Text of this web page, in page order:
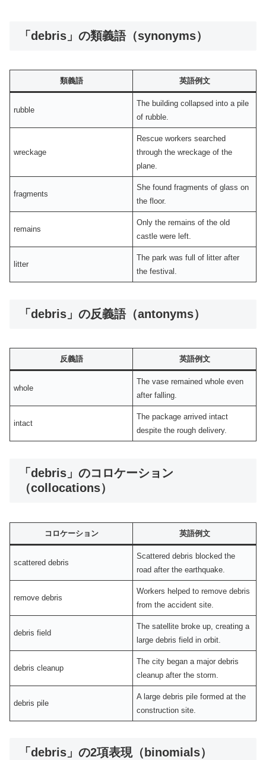
「debris」の類義語（synonyms）
類義語 英語例文
rubble
The building collapsed into a pile
of rubble.
wreckage
Rescue workers searched
through the wreckage of the
plane.
fragments
She found fragments of glass on
the floor.
remains
Only the remains of the old
castle were left.
litter
The park was full of litter after
the festival.
「debris」の反義語（antonyms）
反義語 英語例文
whole
The vase remained whole even
after falling.
intact
The package arrived intact
despite the rough delivery.
「debris」のコロケーション
（collocations）
コロケーション 英語例文
scattered debris
Scattered debris blocked the
road after the earthquake.
remove debris
Workers helped to remove debris
from the accident site.
debris field
The satellite broke up, creating a
large debris field in orbit.
debris cleanup
The city began a major debris
cleanup after the storm.
debris pile
A large debris pile formed at the
construction site.
「debris」の2項表現（binomials）